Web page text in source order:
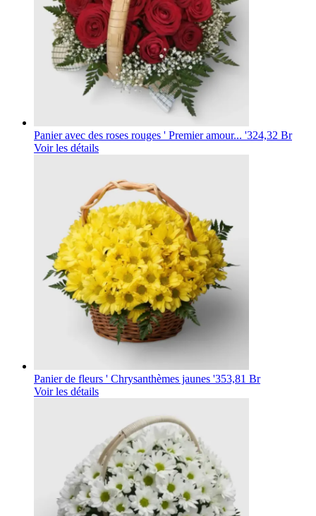
Panier avec des roses rouges ' Premier amour... '324,32 Br
Voir les détails
Panier de fleurs ' Chrysanthèmes jaunes '353,81 Br
Voir les détails